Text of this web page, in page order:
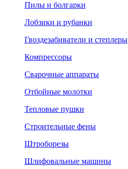
Пилы и болгарки
Лобзики и рубанки
Гвоздезабиватели и степлеры
Компрессоры
Сварочные аппараты
Отбойные молотки
Тепловые пушки
Строительные фены
Штроборезы
Шлифовальные машины